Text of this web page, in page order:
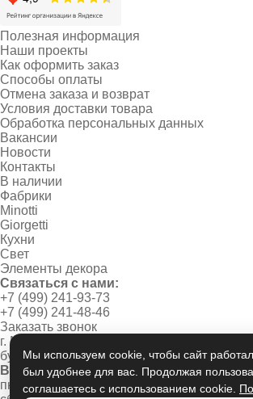
Полезная информация
Наши проекты
Как оформить заказ
Способы оплаты
Отмена заказа и возврат
Условия доставки товара
Обработка персональных данных
Вакансии
Новости
Контакты
В наличии
Фабрики
Minotti
Giorgetti
Кухни
Свет
Элементы декора
Связаться с нами:
+7 (499) 241-93-73
+7 (499) 241-48-46
Заказать звонок
г. Москва, Новинский
бульвар, дом 1/2
Время работы:
пн-пт 10:00 - 20:00
Мы используем cookie, чтобы сайт
был удобнее для вас. Продолжая
соглашаетесь с использованием cookie.